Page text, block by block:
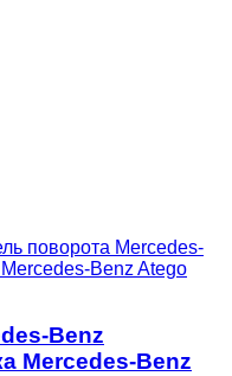
поворота Mercedes-
Benz Atego
Benz
Mercedes-Benz